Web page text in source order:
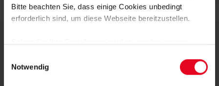
Bitte beachten Sie, dass einige Cookies unbedingt
erforderlich sind, um diese Webseite bereitzustellen.
Daten von Ihnen (z.B. persönlichen Identifikatoren oder
IP-Adressen) verarbeitet werden. Durch Klicken auf den
Notwendig
DEINE VORTEILE IN UNSEREM